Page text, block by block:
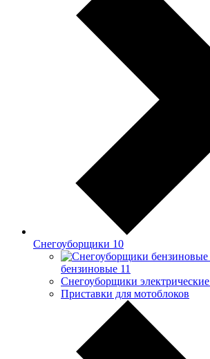
Снегоуборщики 10
бензиновые 11
Снегоуборщики электрические
Приставки для мотоблоков